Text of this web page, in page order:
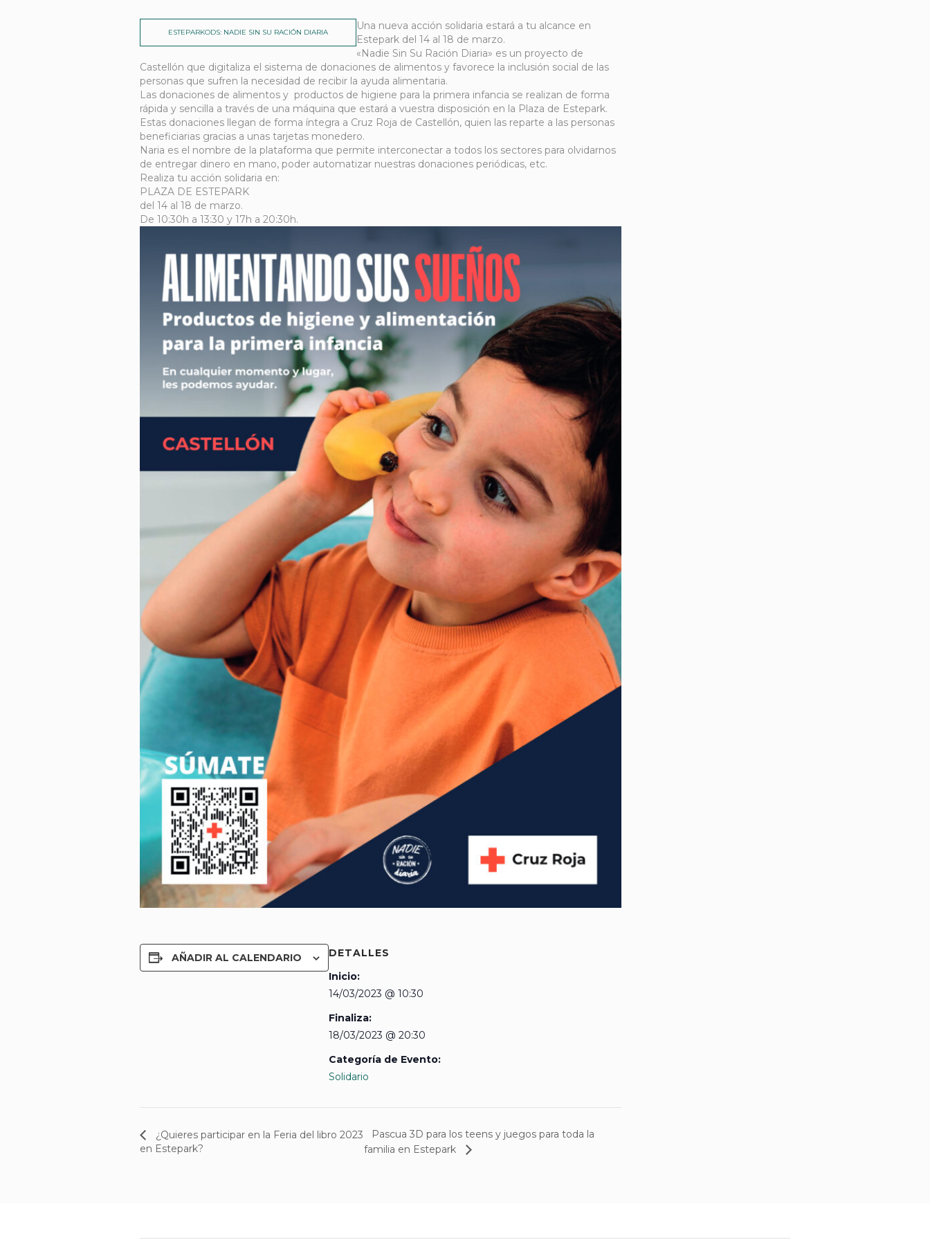
ESTEPARKODS: NADIE SIN SU RACIÓN DIARIA
Una nueva acción solidaria estará a tu alcance en
Estepark del 14 al 18 de marzo.
«Nadie Sin Su Ración Diaria» es un proyecto de
Castellón que digitaliza el sistema de donaciones de alimentos y favorece la inclusión social de las
personas que sufren la necesidad de recibir la ayuda alimentaria.
Las donaciones de alimentos y productos de higiene para la primera infancia se realizan de forma
rápida y sencilla a través de una máquina que estará a vuestra disposición en la Plaza de Estepark.
Estas donaciones llegan de forma íntegra a Cruz Roja de Castellón, quien las reparte a las personas
beneficiarias gracias a unas tarjetas monedero.
Naria es el nombre de la plataforma que permite interconectar a todos los sectores para olvidarnos
de entregar dinero en mano, poder automatizar nuestras donaciones periódicas, etc.
Realiza tu acción solidaria en:
PLAZA DE ESTEPARK
del 14 al 18 de marzo.
De 10:30h a 13:30 y 17h a 20:30h.
AÑADIR AL CALENDARIO
DETALLES
Inicio:
14/03/2023 @ 10:30
Finaliza:
18/03/2023 @ 20:30
Categoría de Evento:
Solidario
¿Quieres participar en la Feria del libro 2023
en Estepark?
Pascua 3D para los teens y juegos para toda la
familia en Estepark